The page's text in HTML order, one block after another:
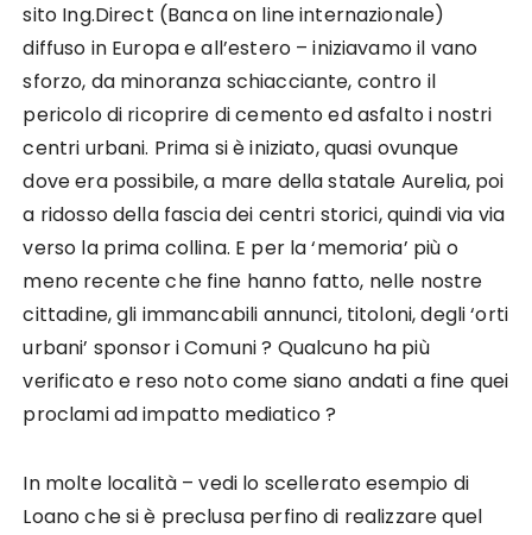
sito Ing.Direct (Banca on line internazionale)
diffuso in Europa e all’estero – iniziavamo il vano
sforzo, da minoranza schiacciante, contro il
pericolo di ricoprire di cemento ed asfalto i nostri
centri urbani. Prima si è iniziato, quasi ovunque
dove era possibile, a mare della statale Aurelia, poi
a ridosso della fascia dei centri storici, quindi via via
verso la prima collina. E per la ‘memoria’ più o
meno recente che fine hanno fatto, nelle nostre
cittadine, gli immancabili annunci, titoloni, degli ‘orti
urbani’ sponsor i Comuni ? Qualcuno ha più
verificato e reso noto come siano andati a fine quei
proclami ad impatto mediatico ?
In molte località – vedi lo scellerato esempio di
Loano che si è preclusa perfino di realizzare quel